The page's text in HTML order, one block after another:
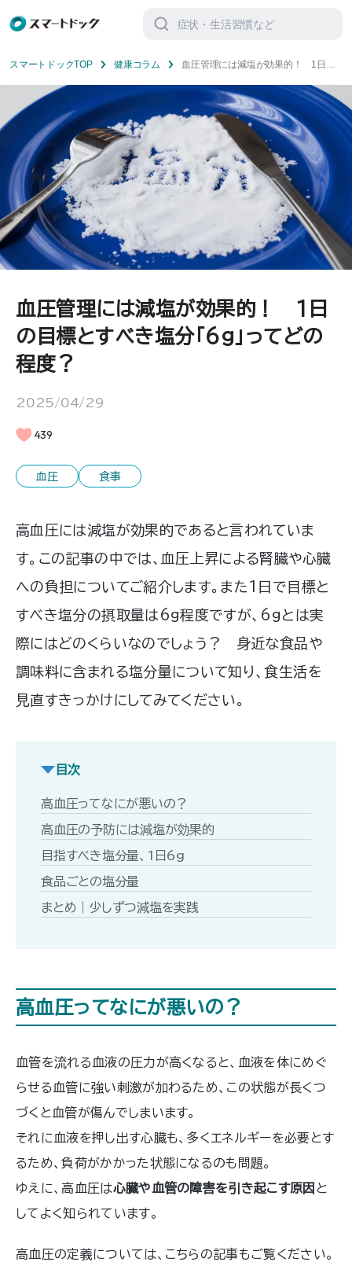
索
スマートドックTOP 健康コラム
血圧管理には減塩が効果的！ 1日の
度？
血圧管理には減塩が効果的！ 1日
の目標とすべき塩分「6g」ってどの
程度？
2025/04/29
439
血圧 食事
高血圧には減塩が効果的であると言われていま
す。この記事の中では、血圧上昇による腎臓や心臓
への負担についてご紹介します。また1日で目標と
すべき塩分の摂取量は6g程度ですが、6gとは実
際にはどのくらいなのでしょう？ 身近な食品や
調味料に含まれる塩分量について知り、食生活を
見直すきっかけにしてみてください。
目次
高血圧ってなにが悪いの？
高血圧の予防には減塩が効果的
目指すべき塩分量、1日6g
食品ごとの塩分量
まとめ｜少しずつ減塩を実践
高血圧ってなにが悪いの？
血管を流れる血液の圧力が高くなると、血液を体にめぐ
らせる血管に強い刺激が加わるため、この状態が長くつ
づくと血管が傷んでしまいます。
それに血液を押し出す心臓も、多くエネルギーを必要とす
るため、負荷がかかった状態になるのも問題。
ゆえに、高血圧は心臓や血管の障害を引き起こす原因 と
してよく知られています。
高血圧の定義については、 こちらの記事もご覧ください。